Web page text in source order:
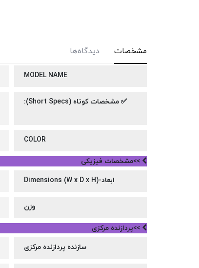
مشخصات دیدگاه‌ها
MODEL NAME
✅ مشخصات کوتاه (Short Specs):
COLOR
>>مشخصات فیزیکی
ابعاد-Dimensions (W x D x H)
وزن
>>پردازنده مرکزی
سازنده پردازنده مرکزی